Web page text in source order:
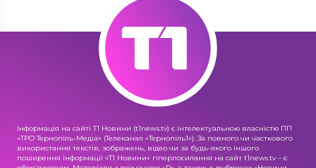
Інформація на сайті Т1 Новини (t1news.tv) є інтелектуальною власністю ПП
«ТРО Тернопіль-Медіа» (Телеканал «Тернопіль1»). За повного чи часткового
використання текстів, зображень, відео чи за будь-якого іншого
поширення інформації «Т1 Новини» гіперпосилання на сайт t1news.tv – є